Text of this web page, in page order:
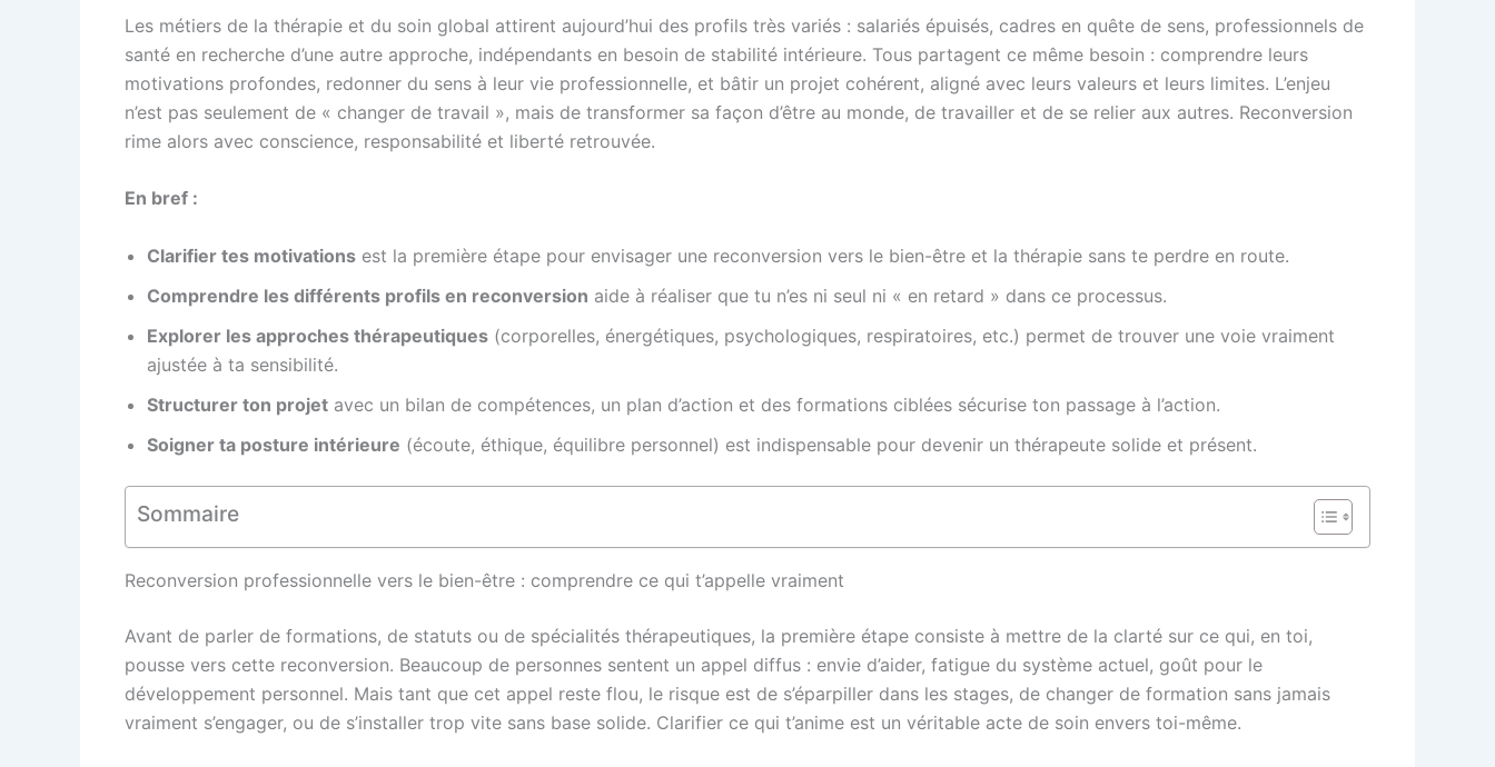
Les métiers de la thérapie et du soin global attirent aujourd’hui des profils très variés : salariés épuisés, cadres en quête de sens, professionnels de
santé en recherche d’une autre approche, indépendants en besoin de stabilité intérieure. Tous partagent ce même besoin : comprendre leurs
motivations profondes, redonner du sens à leur vie professionnelle, et bâtir un projet cohérent, aligné avec leurs valeurs et leurs limites. L’enjeu
n’est pas seulement de « changer de travail », mais de transformer sa façon d’être au monde, de travailler et de se relier aux autres. Reconversion
rime alors avec conscience, responsabilité et liberté retrouvée.
En bref :
Clarifier tes motivations est la première étape pour envisager une reconversion vers le bien-être et la thérapie sans te perdre en route.
Comprendre les différents profils en reconversion aide à réaliser que tu n’es ni seul ni « en retard » dans ce processus.
Explorer les approches thérapeutiques (corporelles, énergétiques, psychologiques, respiratoires, etc.) permet de trouver une voie vraiment
ajustée à ta sensibilité.
Structurer ton projet avec un bilan de compétences, un plan d’action et des formations ciblées sécurise ton passage à l’action.
Soigner ta posture intérieure (écoute, éthique, équilibre personnel) est indispensable pour devenir un thérapeute solide et présent.
Sommaire
Reconversion professionnelle vers le bien-être : comprendre ce qui t’appelle vraiment
Avant de parler de formations, de statuts ou de spécialités thérapeutiques, la première étape consiste à mettre de la clarté sur ce qui, en toi,
pousse vers cette reconversion. Beaucoup de personnes sentent un appel diffus : envie d’aider, fatigue du système actuel, goût pour le
développement personnel. Mais tant que cet appel reste flou, le risque est de s’éparpiller dans les stages, de changer de formation sans jamais
vraiment s’engager, ou de s’installer trop vite sans base solide. Clarifier ce qui t’anime est un véritable acte de soin envers toi-même.